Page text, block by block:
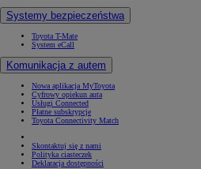
Systemy bezpieczeństwa
Toyota T-Mate
System eCall
Komunikacja z autem
Nowa aplikacja MyToyota
Cyfrowy opiekun auta
Usługi Connected
Płatne subskrypcje
Toyota Connectivity Match
Skontaktuj się z nami
Polityka ciasteczek
Deklaracja dostępności